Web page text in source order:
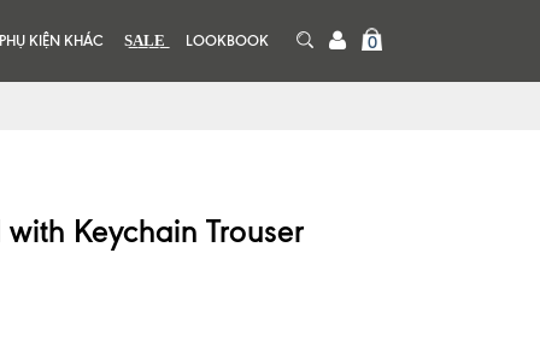
PHỤ KIỆN KHÁC S͟A͟L͟E͟ LOOKBOOK 0
Keychain Trouser